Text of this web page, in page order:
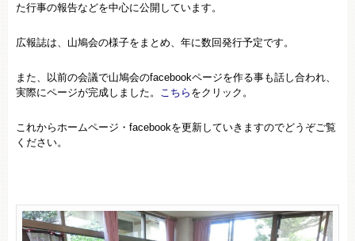
た行事の報告などを中心に公開しています。
広報誌は、山鳩会の様子をまとめ、年に数回発行予定です。
また、以前の会議で山鳩会のfacebookページを作る事も話し合われ、
実際にページが完成しました。
こちら をクリック。
これからホームページ・facebookを更新していきますのでどうぞご覧
ください。